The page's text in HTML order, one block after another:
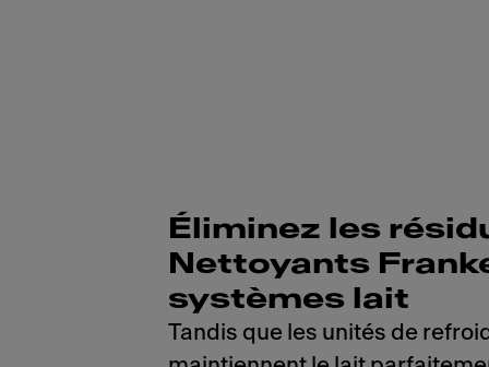
Éliminez les
Nettoyants
systèmes lait
Tandis que les unités de